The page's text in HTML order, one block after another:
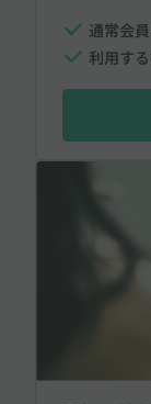
通常会
利用す